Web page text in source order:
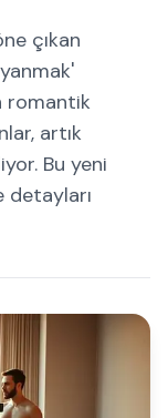
çıkan
romantik
artık
Bu yeni
detayları